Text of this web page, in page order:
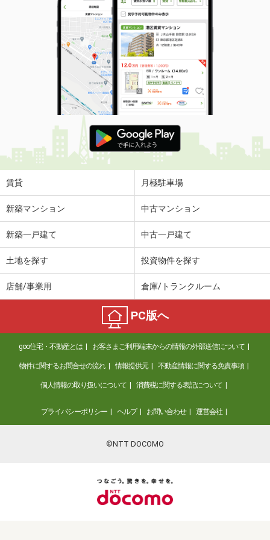
賃貸 月極駐車場
新築マンション 中古マンション
新築一戸建て 中古一戸建て
土地を探す 投資物件を探す
店舗/事業用 倉庫/トランクルーム
PC版へ
goo住宅・不動産とは お客さまご利用端末からの情報の外部送信について
物件に関するお問合せの流れ 情報提供元 不動産情報に関する免責事項
個人情報の取り扱いについて 消費税に関する表記について
プライバシーポリシー ヘルプ お問い合わせ 運営会社
©NTT DOCOMO